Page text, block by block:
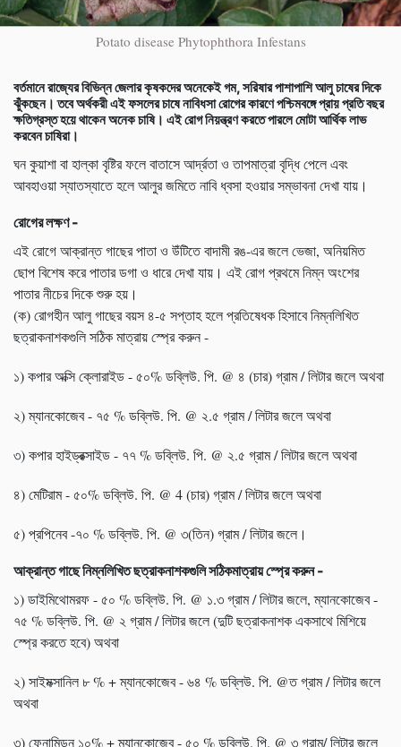
Potato disease Phytophthora Infestans
বর্তমানে রাজ্যের বিভিন্ন জেলার কৃষকদের অনেকেই গম, সরিষার পাশাপাশি আলু চাষের দিকে
ঝুঁকছেন। তবে অর্থকরী এই ফসলের চাষে নাবিধসা রোগের কারণে পশ্চিমবঙ্গে প্রায় প্রতি বছর
ক্ষতিগ্রস্ত হয়ে থাকেন অনেক চাষি। এই রোগ নিয়ন্ত্রণ করতে পারলে মোটা আর্থিক লাভ
করবেন চাষিরা।
ঘন কুয়াশা বা হাল্কা বৃষ্টির ফলে বাতাসে আর্দ্রতা ও তাপমাত্রা বৃদ্ধি পেলে এবং
আবহাওয়া স্যাতস্যাতে হলে আলুর জমিতে নাবি ধ্বসা হওয়ার সম্ভাবনা দেখা যায়।
রোগের লক্ষণ -
এই রোগে আক্রান্ত গাছের পাতা ও উঁটিতে বাদামী রঙ-এর জলে ভেজা, অনিয়মিত
ছোপ বিশেষ করে পাতার ডগা ও ধারে দেখা যায়। এই রোগ প্রথমে নিম্ন অংশের
পাতার নীচের দিকে শুরু হয়।
(ক) রোগহীন আলু গাছের বয়স ৪-৫ সপ্তাহ হলে প্রতিষেধক হিসাবে নিম্নলিখিত
ছত্রাকনাশকগুলি সঠিক মাত্রায় স্প্রে করুন -
১) কপার অক্সি ক্লোরাইড - ৫০% ডব্লিউ. পি. @ ৪ (চার) গ্রাম / লিটার জলে অথবা
২) ম্যানকোজেব - ৭৫ % ডব্লিউ. পি. @ ২.৫ গ্রাম / লিটার জলে অথবা
৩) কপার হাইড্রক্সাইড - ৭৭ % ডব্লিউ. পি. @ ২.৫ গ্রাম / লিটার জলে অথবা
৪) মেটিরাম - ৫০% ডব্লিউ. পি. @ 4 (চার) গ্রাম / লিটার জলে অথবা
৫) প্রপিনেব -৭০ % ডব্লিউ. পি. @ ৩(তিন) গ্রাম / লিটার জলে।
আক্রান্ত গাছে নিম্নলিখিত ছত্রাকনাশকগুলি সঠিকমাত্রায় স্প্রে করুন -
১) ডাইমিথোমরফ - ৫০ % ডব্লিউ. পি. @ ১.৩ গ্রাম / লিটার জলে, ম্যানকোজেব -
৭৫ % ডব্লিউ. পি. @ ২ গ্রাম / লিটার জলে (দুটি ছত্রাকনাশক একসাথে মিশিয়ে
স্প্রে করতে হবে) অথবা
২) সাইমক্সানিল ৮ % + ম্যানকোজেব - ৬৪ % ডব্লিউ. পি. @ত গ্রাম / লিটার জলে
অথবা
৩) ফেনামিডন ১০% + ম্যানকোজেব - ৫০ % ডব্লিউ. পি. @ ৩ গ্রাম/ লিটার জলে